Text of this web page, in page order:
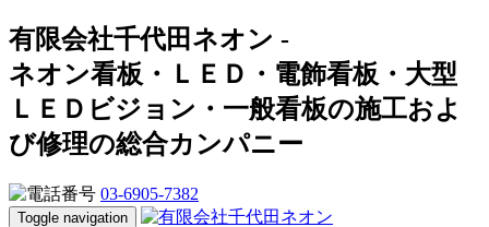
有限会社千代田ネオン -
ネオン看板・ＬＥＤ・電飾看板・大型
ＬＥＤビジョン・一般看板の施工およ
び修理の総合カンパニー
03-6905-7382
Toggle navigation